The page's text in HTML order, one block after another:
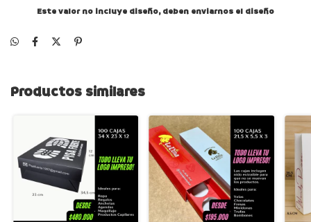
Este valor no incluye diseño, deben enviarnos el diseño
Productos similares